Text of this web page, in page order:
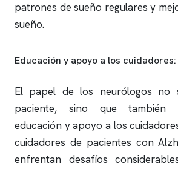
patrones de sueño regulares y
sueño.
Educación y apoyo a los cuidadores:
El papel de los neurólogos no
paciente, sino que también
educación y apoyo a los
cuidadores de pacientes con
enfrentan desafíos